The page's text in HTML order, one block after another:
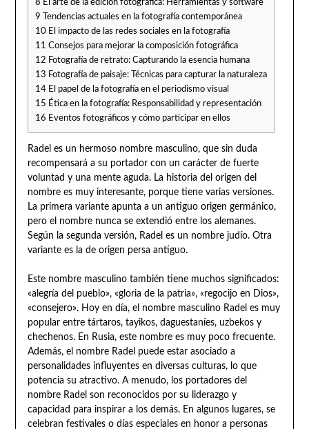
8 El arte de la edición fotográfica: Herramientas y software
9 Tendencias actuales en la fotografía contemporánea
10El impacto de las redes sociales en la fotografía
11 Consejos para mejorar la composición fotográfica
12 Fotografía de retrato: Capturando la esencia humana
13 Fotografía de paisaje: Técnicas para capturar la naturaleza
14El papel de la fotografía en el periodismo visual
15 Ética en la fotografía: Responsabilidad y representación
16 Eventos fotográficos y cómo participar en ellos
Radel es un hermoso nombre masculino, que sin duda
recompensará a su portador con un carácter de fuerte
voluntad y una mente aguda. La historia del origen del
nombre es muy interesante, porque tiene varias versiones.
La primera variante apunta a un antiguo origen germánico,
pero el nombre nunca se extendió entre los alemanes.
Según la segunda versión, Radel es un nombre judío. Otra
variante es la de origen persa antiguo.
Este nombre masculino también tiene muchos significados:
«alegría del pueblo», «gloria de la patria», «regocijo en Dios»,
«consejero». Hoy en día, el nombre masculino Radel es muy
popular entre tártaros, tayikos, daguestaníes, uzbekos y
chechenos. En Rusia, este nombre es muy poco frecuente.
Además, el nombre Radel puede estar asociado a
personalidades influyentes en diversas culturas, lo que
potencia su atractivo. A menudo, los portadores del
nombre Radel son reconocidos por su liderazgo y
capacidad para inspirar a los demás. En algunos lugares, se
celebran festivales o días especiales en honor a personas